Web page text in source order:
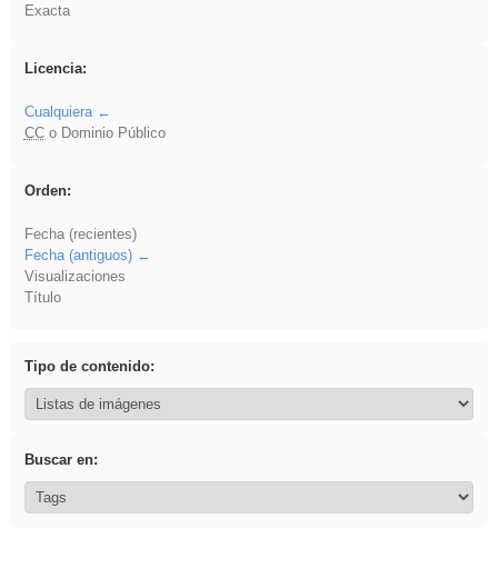
Exacta
Licencia:
Cualquiera
CCo Dominio Público
Orden:
Fecha (recientes)
Fecha (antiguos)
Visualizaciones
Título
Tipo de contenido:
Buscar en: